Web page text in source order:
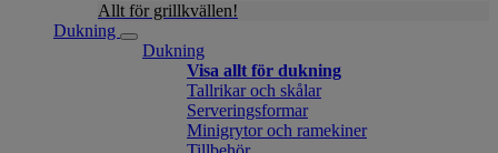
Allt för grillkvällen!
Dukning
Dukning
Visa allt för dukning
Tallrikar och skålar
Serveringsformar
Minigrytor och ramekiner